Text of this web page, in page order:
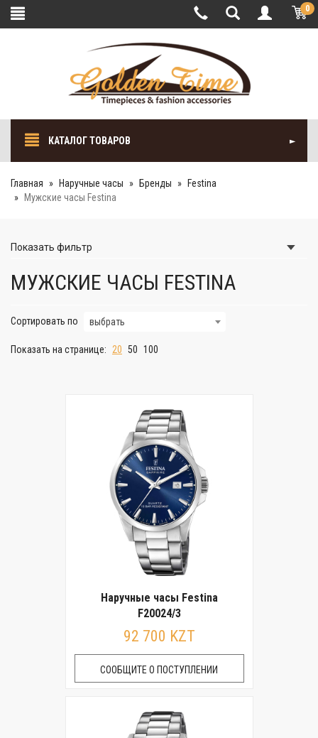
0
КАТАЛОГ ТОВАРОВ
Главная Наручные часы Бренды
Festina
Мужские часы Festina
Показать фильтр
МУЖСКИЕ ЧАСЫ FESTINA
Сортировать по выбрать
Показать на странице: 20 50 100
Наручные часы Festina
F20024/3
92 700 KZT
СООБЩИТЕ О ПОСТУПЛЕНИИ